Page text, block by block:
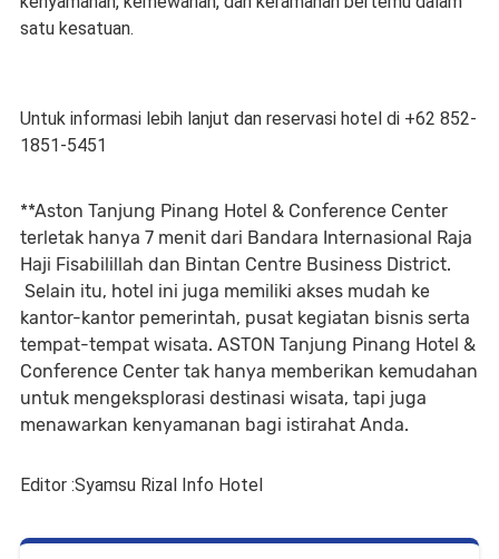
satu kesatuan.
Untuk informasi lebih lanjut dan reservasi hotel di +62 852-
1851-5451
**Aston Tanjung Pinang Hotel & Conference Center
terletak hanya 7 menit dari Bandara Internasional Raja
Haji Fisabilillah dan Bintan Centre Business District.
Selain itu, hotel ini juga memiliki akses mudah ke
kantor-kantor pemerintah, pusat kegiatan bisnis serta
tempat-tempat wisata. ASTON Tanjung Pinang Hotel &
Conference Center tak hanya memberikan kemudahan
untuk mengeksplorasi destinasi wisata, tapi juga
menawarkan kenyamanan bagi istirahat Anda.
Editor :Syamsu Rizal Info Hotel